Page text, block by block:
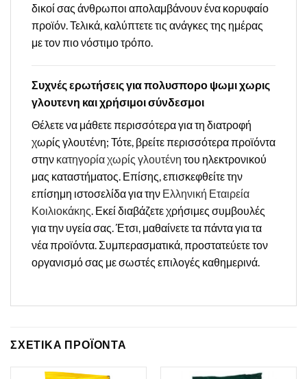
δικοί σας άνθρωποι απολαμβάνουν ένα κορυφαίο
προϊόν. Τελικά, καλύπτετε τις ανάγκες της ημέρας
με τον πιο νόστιμο τρόπο.
Συχνές ερωτήσεις για πολυσπορο ψωμι χωρις
γλουτενη και χρήσιμοι σύνδεσμοι
Θέλετε να μάθετε περισσότερα για τη διατροφή
χωρίς γλουτένη; Τότε, βρείτε περισσότερα προϊόντα
στην κατηγορία χωρίς γλουτένη του ηλεκτρονικού
μας καταστήματος. Επίσης, επισκεφθείτε την
επίσημη ιστοσελίδα για την Ελληνική Εταιρεία
Κοιλιοκάκης . Εκεί διαβάζετε χρήσιμες συμβουλές
για την υγεία σας. Έτσι, μαθαίνετε τα πάντα για τα
νέα προϊόντα. Συμπερασματικά, προστατεύετε τον
οργανισμό σας με σωστές επιλογές καθημερινά.
ΣΧΕΤΙΚΑ ΠΡΟΪΟΝΤΑ